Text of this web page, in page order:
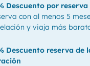
Descuento por
con al menos 5
y viaja más
Descuento reserva de